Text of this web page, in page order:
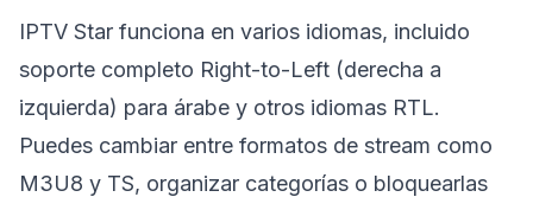
IPTV Star funciona en varios idiomas, incluido
soporte completo Right-to-Left (derecha a
izquierda) para árabe y otros idiomas RTL.
Puedes cambiar entre formatos de stream como
M3U8 y TS, organizar categorías o bloquearlas